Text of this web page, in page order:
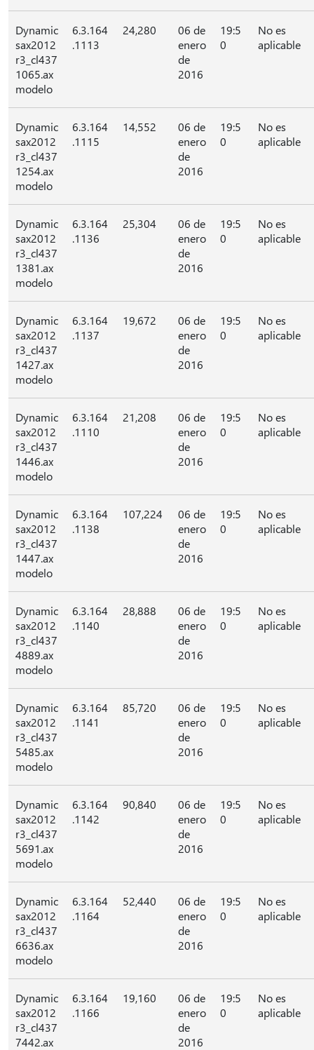
Dynamic
sax2012
r3_cl437
1065.ax
modelo
6.3.164
.1113
24,280
06 de
enero
de
2016
19:5
0
No es
aplicable
Dynamic
sax2012
r3_cl437
1254.ax
modelo
6.3.164
.1115
14,552
06 de
enero
de
2016
19:5
0
No es
aplicable
Dynamic
sax2012
r3_cl437
1381.ax
modelo
6.3.164
.1136
25,304
06 de
enero
de
2016
19:5
0
No es
aplicable
Dynamic
sax2012
r3_cl437
1427.ax
modelo
6.3.164
.1137
19,672
06 de
enero
de
2016
19:5
0
No es
aplicable
Dynamic
sax2012
r3_cl437
1446.ax
modelo
6.3.164
.1110
21,208
06 de
enero
de
2016
19:5
0
No es
aplicable
Dynamic
sax2012
r3_cl437
1447.ax
modelo
6.3.164
.1138
107,224
06 de
enero
de
2016
19:5
0
No es
aplicable
Dynamic
sax2012
r3_cl437
4889.ax
modelo
6.3.164
.1140
28,888
06 de
enero
de
2016
19:5
0
No es
aplicable
Dynamic
sax2012
r3_cl437
5485.ax
modelo
6.3.164
.1141
85,720
06 de
enero
de
2016
19:5
0
No es
aplicable
Dynamic
sax2012
r3_cl437
5691.ax
modelo
6.3.164
.1142
90,840
06 de
enero
de
2016
19:5
0
No es
aplicable
Dynamic
sax2012
r3_cl437
6636.ax
modelo
6.3.164
.1164
52,440
06 de
enero
de
2016
19:5
0
No es
aplicable
Dynamic
sax2012
r3_cl437
7442.ax
6.3.164
.1166
19,160
06 de
enero
de
2016
19:5
0
No es
aplicable